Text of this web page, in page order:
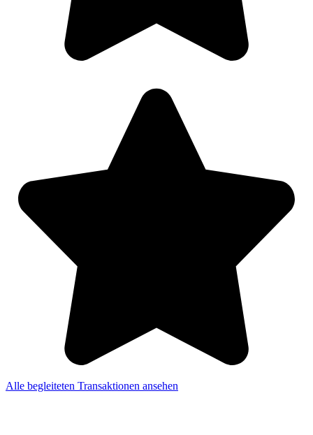
Alle begleiteten Transaktionen ansehen